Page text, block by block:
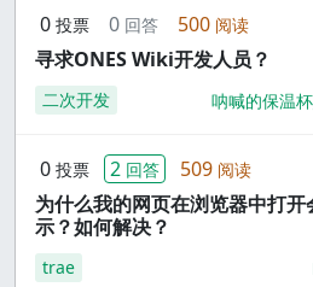
0 投票 0 回答 500 阅读
寻求ONES Wiki开发人员？
二次开发 呐喊的保温
0 投票 2 回答 509 阅读
为什么我的网页在浏览器中打
示？如何解决？
trae